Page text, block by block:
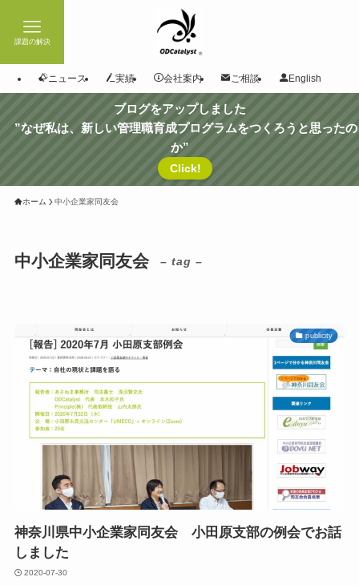
課題の解決
ニュース 実績 会社案内 ご相談 English
ブログをアップしました
”なぜ私は、新しい管理職育成プログラムをつくろうと思ったの
か”
Click!
ホーム 中小企業家同友会
中小企業家同友会 – tag –
publicity
神奈川県中小企業家同友会 小田原支部の例会でお話
しました
2020-07-30